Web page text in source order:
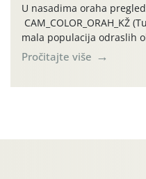
U nasadima oraha
CAM_COLOR_ORAH_KŽ
mala populacija odraslih
(Rhagoletis completa).
činjenicom da je riječ o
Pročitajte više